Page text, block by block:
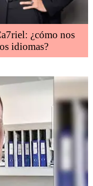
¿cómo nos
idiomas?